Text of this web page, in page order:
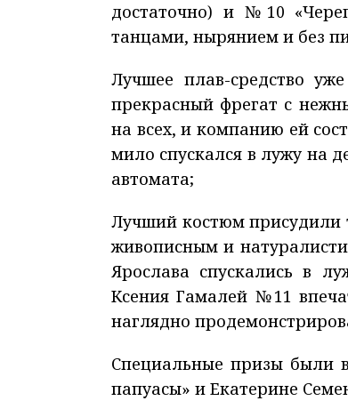
достаточно) и №10
танцами, нырянием и без
Лучшее плав-средство
прекрасный фрегат с
на всех, и компанию ей
мило спускался в лужу на
автомата;
Лучший костюм присудили
живописным и
Ярослава спускались в
Ксения Гамалей №11
наглядно
Специальные призы были
папуасы» и Екатерине